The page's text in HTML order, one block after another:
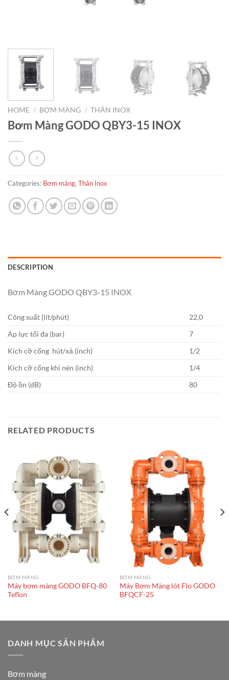
HOME / BƠM MÀNG / THÂN INOX
Bơm Màng GODO QBY3-15 INOX
Categories: Bơm màng, Thân Inox
DESCRIPTION
Bơm Màng GODO QBY3-15 INOX
Công suất (lít/phút)
22,0
Áp lực tối đa (bar)
7
Kích cỡ cổng hút/xả (inch)
1/2
Kích cỡ cổng khí nén (inch)
1/4
Độ ồn (dB)
80
RELATED PRODUCTS
BƠM MÀNG
Máy bơm màng GODO BFQ-80
Teflon
BƠM MÀNG
Máy Bơm Màng lót Flo GODO
BFQCF-25
DANH MỤC SẢN PHẨM
Bơm màng